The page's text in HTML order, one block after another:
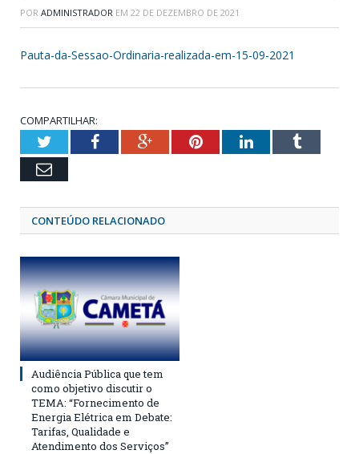
POR ADMINISTRADOR EM 22 DE DEZEMBRO DE 2021
Pauta-da-Sessao-Ordinaria-realizada-em-15-09-2021
COMPARTILHAR:
TwitterFacebookGoogle+PinterestLinkedInTumblr
Email
CONTEÚDO RELACIONADO
Audiência Pública que tem
como objetivo discutir o
TEMA: “Fornecimento de
Energia Elétrica em Debate:
Tarifas, Qualidade e
Atendimento dos Serviços”